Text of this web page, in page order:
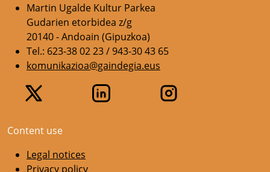
Martin Ugalde Kultur Parkea
Gudarien etorbidea z/g
20140 - Andoain (Gipuzkoa)
Tel.: 623-38 02 23 / 943-30 43 65
komunikazioa@gaindegia.eus
Content use
Legal notices
Privacy policy